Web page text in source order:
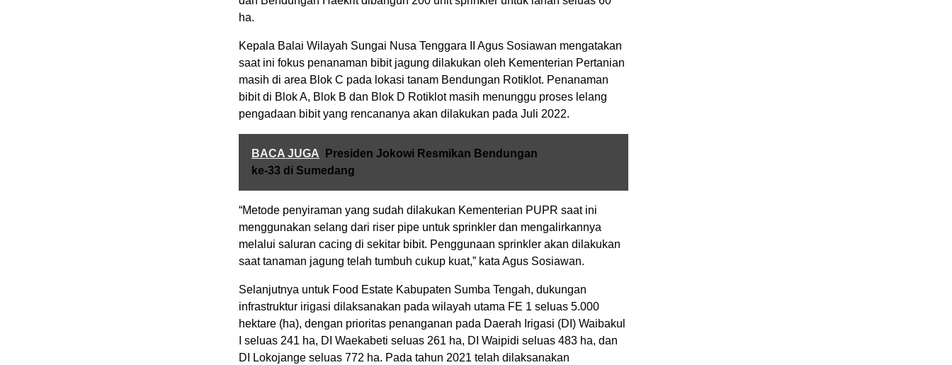
ha.
Kepala Balai Wilayah Sungai Nusa Tenggara II Agus Sosiawan mengatakan
saat ini fokus penanaman bibit jagung dilakukan oleh Kementerian Pertanian
masih di area Blok C pada lokasi tanam Bendungan Rotiklot. Penanaman
bibit di Blok A, Blok B dan Blok D Rotiklot masih menunggu proses lelang
pengadaan bibit yang rencananya akan dilakukan pada Juli 2022.
BACA JUGA
Presiden Jokowi Resmikan Bendungan
ke-33 di Sumedang
“Metode penyiraman yang sudah dilakukan Kementerian PUPR saat ini
menggunakan selang dari riser pipe untuk sprinkler dan mengalirkannya
melalui saluran cacing di sekitar bibit. Penggunaan sprinkler akan dilakukan
saat tanaman jagung telah tumbuh cukup kuat,” kata Agus Sosiawan.
Selanjutnya untuk Food Estate Kabupaten Sumba Tengah, dukungan
infrastruktur irigasi dilaksanakan pada wilayah utama FE 1 seluas 5.000
hektare (ha), dengan prioritas penanganan pada Daerah Irigasi (DI) Waibakul
I seluas 241 ha, DI Waekabeti seluas 261 ha, DI Waipidi seluas 483 ha, dan
DI Lokojange seluas 772 ha. Pada tahun 2021 telah dilaksanakan